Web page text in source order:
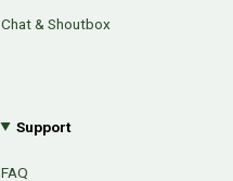
Chat & Shoutbox
Support
FAQ